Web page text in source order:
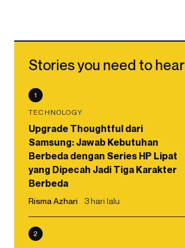
Stories you need to hear
1
TECHNOLOGY
Upgrade Thoughtful dari
Samsung: Jawab Kebutuhan
Berbeda dengan Series HP Lipat
yang Dipecah Jadi Tiga Karakter
Berbeda
Risma Azhari 3 hari lalu
2